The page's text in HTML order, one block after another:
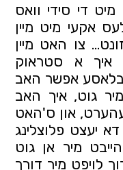
מיט די סידי וואס
אקעי מיט מיין
צו האט מיין
א סטראוק
בלאסע אפשר האב
גוט, איך האב
און ס'האט
דא יעצט פלוצלינג
מיר אן גוט
לויפט מיר דורך